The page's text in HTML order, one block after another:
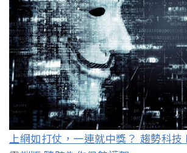
上網如打仗，一連就中獎？ 趨勢科